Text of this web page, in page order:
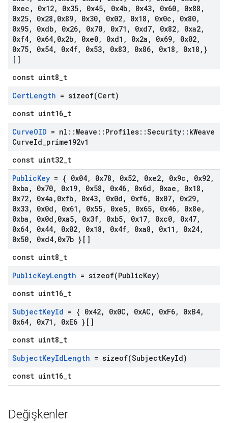
0xec , 0x12, 0x35, 0x45, 0x4b, 0x43, 0x60, 0x88 ,
0x25, 0x28 , 0x89, 0x30, 0x02, 0x18 , 0x0c , 0x80,
0x95, 0xdb, 0x26, 0x70, 0x71 , 0xd7, 0x82, 0xa2,
0xf4, 0x64, 0x2b, 0xe0, 0xd1 , 0x2a , 0x69, 0x02,
0x75, 0x54, 0x4f, 0x53, 0x83, 0x86, 0x18 , 0x18 , }
[]
const uint8_t
CertLength = sizeof(Cert)
const uint16_t
CurveOID = nl ::Weave :: Profiles::Security:: kWeave
CurveId prime192v1
const uint32_t
PublicKey = { 0x04, 0x78 , 0x52, 0xe2, 0x9c , 0x92,
0xba , 0x70, 0x19, 0x58 , 0x46, 0x6d , 0xae , 0x18 ,
0x72, 0x4a , 0xfb, 0x43, 0x0d , 0xf6, 0x07, 0x29,
0x33, 0x0d , 0x61 , 0x55, 0xe5, 0x65, 0x46, 0x8e ,
0xba , 0x0d , 0xa5, 0x3f, 0xb5, 0x17, 0xc0, 0x47,
0x64, 0x44, 0x02, 0x18 , 0x4f, 0xa8 , 0x11 , 0x24,
0x50, 0xd4, 0x7b }[]
const uint8_t
PublicKeyLength = sizeof(PublicKey)
const uint16_t
SubjectKeyId = { 0x42, 0x0C , 0xAC , 0xF6, 0xB4,
0x64, 0x71 , 0xE6 }[]
const uint8_t
SubjectKeyIdLength = sizeof(SubjectKeyId)
const uint16_t
Değişkenler